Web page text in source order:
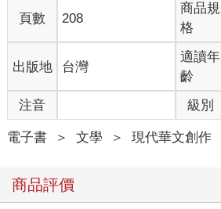
頁數 208
商品規
格
出版地 台灣
適讀年
齡
注音 級別
電子書 ＞ 文學 ＞ 現代華文創作
商品評價